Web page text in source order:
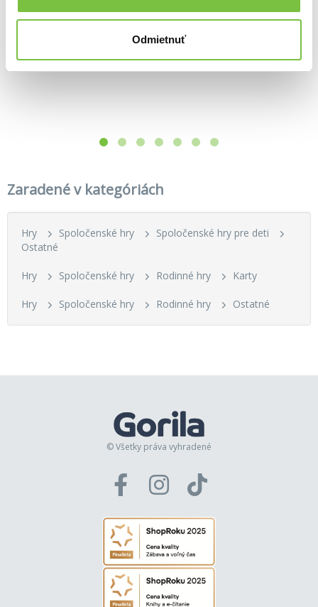
Odmietnuť
7,70€
56,20€
Zaradené v kategóriách
Hry Spoločenské hry
Spoločenské hry pre deti
Ostatné
Hry Spoločenské hry Rodinné hry Karty
Hry Spoločenské hry Rodinné hry Ostatné
© Všetky práva vyhradené